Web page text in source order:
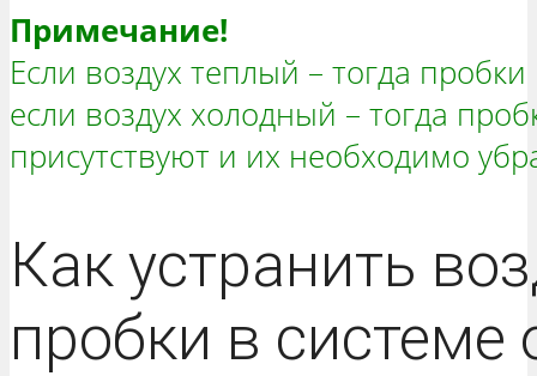
Примечание!
Если воздух теплый – тогда пробки
если воздух холодный – тогда
присутствуют и их необходимо
Как устранить
пробки в системе